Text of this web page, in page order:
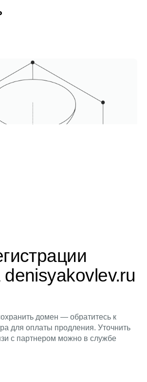
домен — обратитесь к
для оплаты продления. Уточнить
с партнером можно в службе